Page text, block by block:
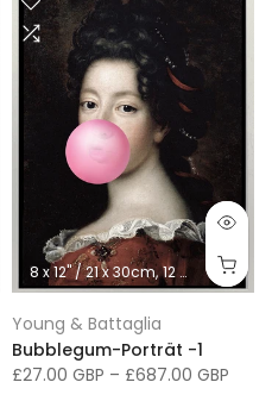
66x76cm 91x117cm 107x137cm
8 x 12" / 21 x 30cm 12 x 16" / 30 x 41cm
Young & Battaglia
Bubblegum-Porträt -1
£27.00 GBP – £687.00 GBP